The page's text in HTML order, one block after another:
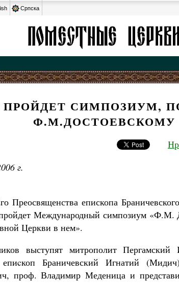
Српска
ПРОЙДЕТ СИМПОЗИУМ,
Ф.М.ДОСТОЕВСКОМУ
г.
Преосвященства епископа
Международный симпозиум «Ф.М.
Церкви в нем».
выступят митрополит Пергамский
Браничевский Игнатий
проф. Владимир Меденица и